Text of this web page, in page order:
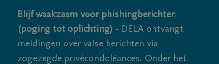
Blijf waakzaam voor phishingberichten
(poging tot oplichting) - DELA ontvangt
meldingen over valse berichten via
zogezegde privécondoléances. Onder het